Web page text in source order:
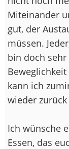
Miteinander
gut, der
müssen.
bin doch sehr
kann ich
wieder
Ich wünsche
Essen, das